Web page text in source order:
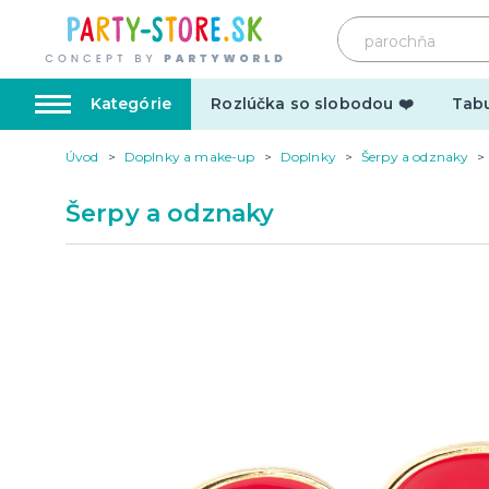
Kategórie Rozlúčka so slobodou ❤️
Pre členov rodiny
Párty
Úvod Doplnky a make-up Doplnky Šerpy a odznaky
Šerpy a odznaky